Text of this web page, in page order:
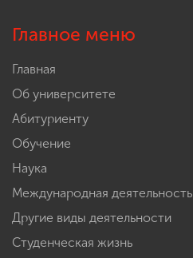
Главное меню
Главная
Об университете
Абитуриенту
Обучение
Наука
Международная деятельность
Другие виды деятельности
Студенческая жизнь